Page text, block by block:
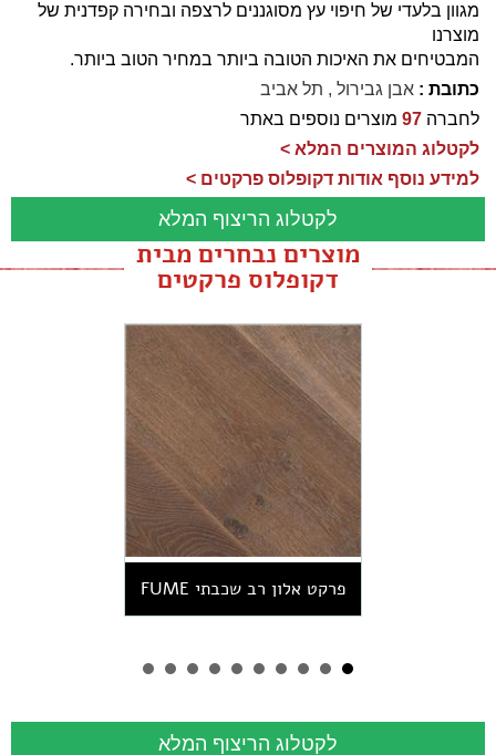
מגוון בלעדי של חיפוי עץ מסוגננים לרצפה ובחירה קפדנית של
מוצרנו
המבטיחים את האיכות הטובה ביותר במחיר הטוב ביותר.
כתובת : אבן גבירול , תל אביב
לחברה 97 מוצרים נוספים באתר
לקטלוג המוצרים המלא >
למידע נוסף אודות דקופלוס פרקטים >
לקטלוג הריצוף המלא
מוצרים נבחרים מבית
דקופלוס פרקטים
פרקט אלון רב שכבתי FUME
לקטלוג הריצוף המלא